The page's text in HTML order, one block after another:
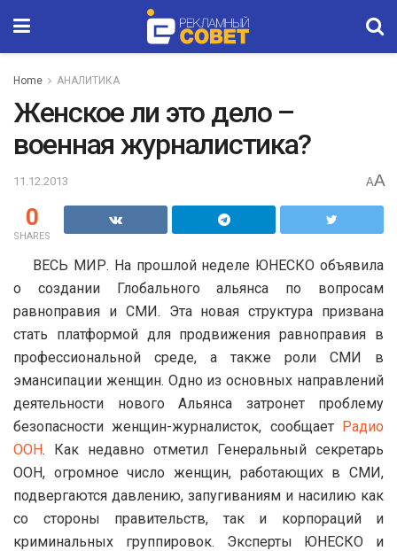
Home АНАЛИТИКА
Женское ли это дело –
военная журналистика?
11.12.2013 AA
0
SHARES
ВЕСЬ МИР. На прошлой неделе ЮНЕСКО объявила
о создании Глобального альянса по вопросам
равноправия и СМИ. Эта новая структура призвана
стать платформой для продвижения равноправия в
профессиональной среде, а также роли СМИ в
эмансипации женщин. Одно из основных направлений
деятельности нового Альянса затронет проблему
безопасности женщин-журналисток, сообщает Радио
ООН. Как недавно отметил Генеральный секретарь
ООН, огромное число женщин, работающих в СМИ,
подвергаются давлению, запугиваниям и насилию как
со стороны правительств, так и корпораций и
криминальных группировок. Эксперты ЮНЕСКО и